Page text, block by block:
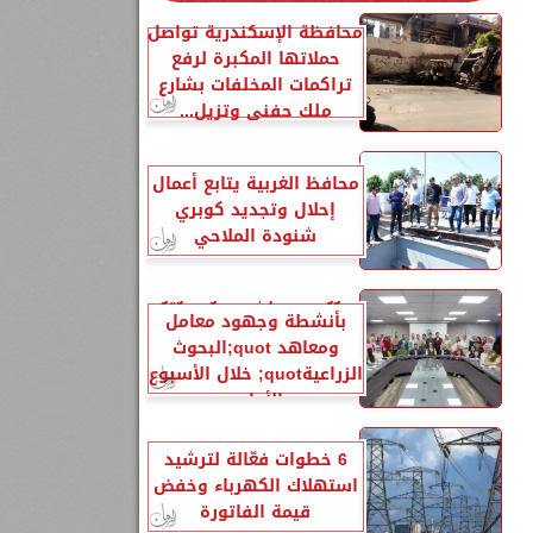
محافظة الإسكندرية تواصل
حملاتها المكبرة لرفع
تراكمات المخلفات بشارع
ملك حفني وتزيل...
محافظ الغربية يتابع أعمال
إحلال وتجديد كوبري
شنودة الملاحي
الزراعةquot; تنشر تقريرًا
بأنشطة وجهود معامل
ومعاهد quot;البحوث
الزراعيةquot; خلال الأسبوع
الأول...
6 خطوات فعّالة لترشيد
استهلاك الكهرباء وخفض
قيمة الفاتورة